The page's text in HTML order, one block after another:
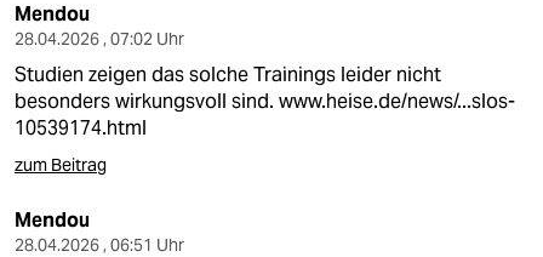
Mendou
28.04.2026 , 07:02 Uhr
Studien zeigen das solche Trainings leider nicht
besonders wirkungsvoll sind. www.heise.de/news/...slos-
10539174.html
zum Beitrag
Mendou
28.04.2026 , 06:51 Uhr